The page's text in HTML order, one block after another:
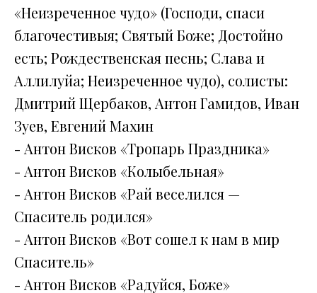
«Неизреченное чудо» (Господи, спаси
благочестивыя; Святый Боже; Достойно
есть; Рождественская песнь; Слава и
Аллилуйа; Неизреченное чудо), солисты:
Дмитрий Щербаков, Антон Гамидов, Иван
Зуев, Евгений Махин
- Антон Висков «Тропарь Праздника»
- Антон Висков «Колыбельная»
- Антон Висков «Рай веселился —
Спаситель родился»
- Антон Висков «Вот сошел к нам в мир
Спаситель»
- Антон Висков «Радуйся, Боже»